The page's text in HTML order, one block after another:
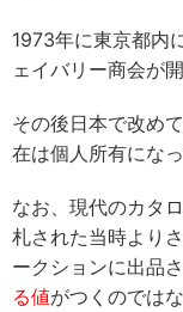
1973年に東京都内
ェイバリー商会が
その後日本で改め
在は個人所有にな
なお、現代のカタ
札された当時より
ークションに出品
る値がつくのでは